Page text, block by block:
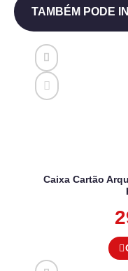
TAMBÉM PODE
Caixa Cartão